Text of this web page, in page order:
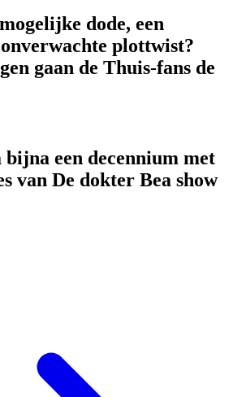
dode, een
plottwist?
gaan de Thuis-fans de
een decennium met
van De dokter Bea show